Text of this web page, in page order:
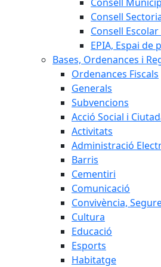
Consell
Consell
EPIA, Espai
Bases, Ordenances i
Ordenances Fiscals
Generals
Subvencions
Acció Social i
Activitats
Administració
Barris
Cementiri
Comunicació
Convivència,
Cultura
Educació
Esports
Habitatge